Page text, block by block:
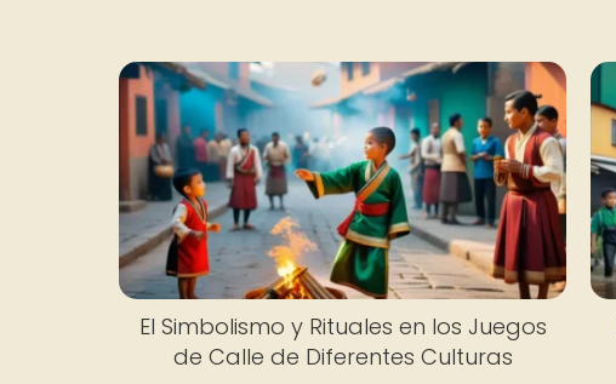
El Simbolismo y Rituales en los Juegos
de Calle de Diferentes Culturas